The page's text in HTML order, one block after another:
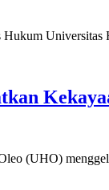
Universitas
(UHO)